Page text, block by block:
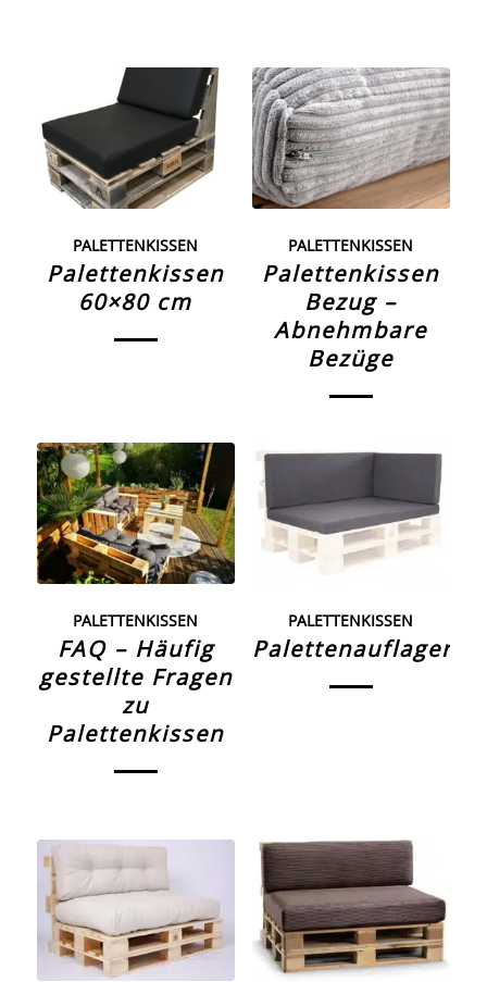
PALETTENKISSEN
Palettenkissen
60×80 cm
PALETTENKISSEN
Palettenkissen
Bezug –
Abnehmbare
Bezüge
PALETTENKISSEN
FAQ – Häufig
gestellte Fragen
zu
Palettenkissen
PALETTENKISSEN
Palettenauflagen